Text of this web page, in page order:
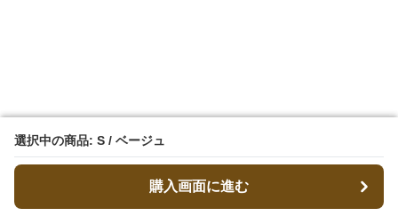
選択中の商品: S / ベージュ
購入画面に進む
選択中の商品: S / ベージュ
購入画面に進む